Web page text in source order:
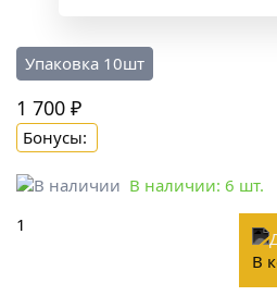
Упаковка 10шт
1 700 ₽
Бонусы:
В наличии: 6 шт.
В